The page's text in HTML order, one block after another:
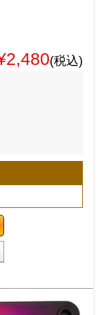
(税込)